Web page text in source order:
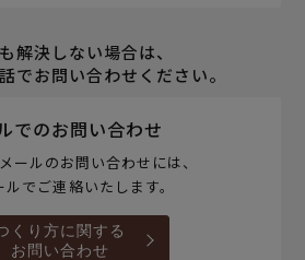
解決しない場合は、
でお問い合わせください。
でのお問い合わせ
ールのお問い合わせには、
でご連絡いたします。
くり方に関する
お問い合わせ